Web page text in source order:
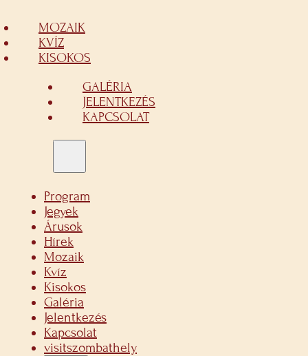
MOZAIK
KVÍZ
KISOKOS
GALÉRIA
JELENTKEZÉS
KAPCSOLAT
Program
Jegyek
Árusok
Hírek
Mozaik
Kvíz
Kisokos
Galéria
Jelentkezés
Kapcsolat
visitszombathely